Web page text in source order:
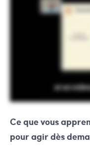
Ce que vous
pour agir dès